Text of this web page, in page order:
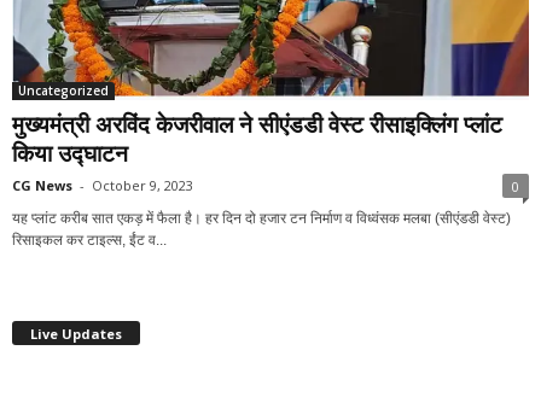
Uncategorized
मुख्यमंत्री अरविंद केजरीवाल ने सीएंडडी वेस्ट रीसाइक्लिंग प्लांट
किया उद्घाटन
CG News - October 9, 2023 0
यह प्लांट करीब सात एकड़ में फैला है। हर दिन दो हजार टन निर्माण व विध्वंसक मलबा (सीएंडडी वेस्ट)
रिसाइकल कर टाइल्स, ईंट व...
Live Updates